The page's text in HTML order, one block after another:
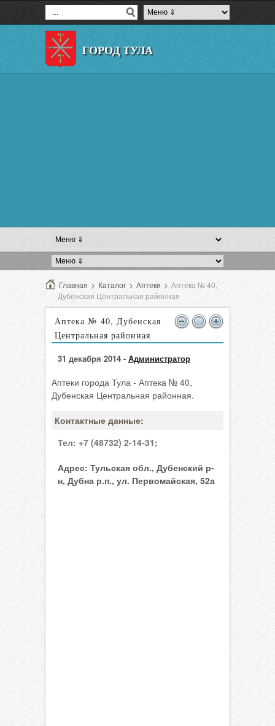
ГОРОД ТУЛА
Главная > Каталог > Аптеки > Аптека № 40,
Дубенская Центральная районная
Аптека № 40, Дубенская
Центральная районная
31 декабря 2014 - Администратор
Аптеки города Тула - Аптека № 40,
Дубенская Центральная районная.
Контактные данные:
Тел: +7 (48732) 2-14-31;
Адрес: Тульская обл., Дубенский р-
н, Дубна р.п., ул. Первомайская, 52а